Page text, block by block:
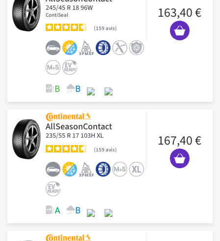
245/45 R 18 96W
ContiSeal
159 avis
163,40 €
AllSeasonContact
235/55 R 17 103H XL
159 avis
167,40 €